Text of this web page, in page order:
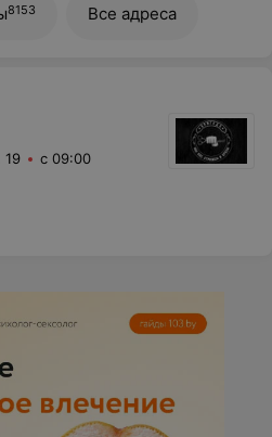
8153 Все адреса
19 с 09:00